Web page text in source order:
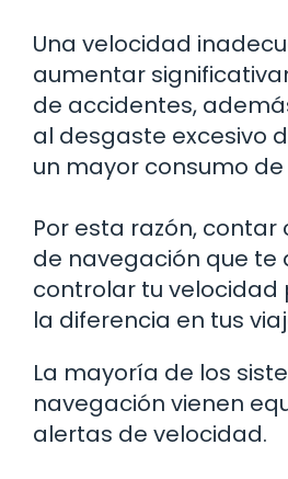
Una velocidad
aumentar
de accidentes,
al desgaste excesivo
un mayor consumo
Por esta razón, contar
de navegación que te
controlar tu
la diferencia en tus
La mayoría de los
navegación vienen
alertas de velocidad.